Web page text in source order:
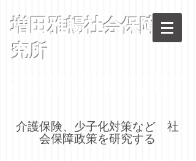
増田雅暢社会保障研
究所
​介護保険、少子化対策など 社
会保障政策を研究する